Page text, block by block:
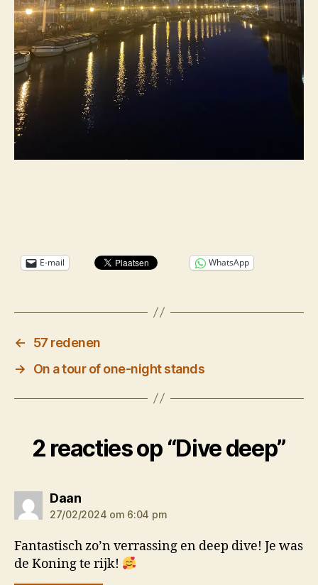
E-mail WhatsApp
←
57 redenen
→
On a tour of one-night stands
2 reacties op “Dive deep”
Daanzegt:
27/02/2024 om 6:04 pm
Fantastisch zo’n verrassing en deep dive! Je was
de Koning te rijk!